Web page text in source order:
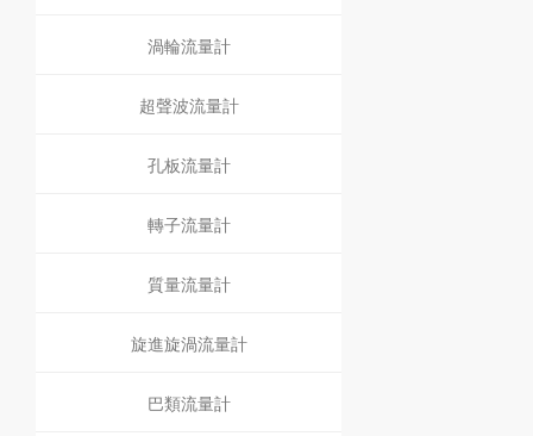
渦輪流量計
超聲波流量計
孔板流量計
轉子流量計
質量流量計
旋進旋渦流量計
巴類流量計